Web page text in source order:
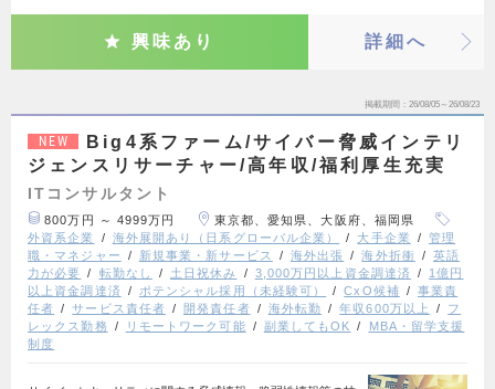
興味あり 詳細へ
掲載期間 26/08/05～26/08/23
NEW
Big4系ファーム/サイバー脅威インテリ
ジェンスリサーチャー/高年収/福利厚生充実
ITコンサルタント
800万円 ～ 4999万円
東京都、愛知県、大阪府、福岡県
外資系企業
海外展開あり（日系グローバル企業） 大手企業
管理
職・マネジャー
新規事業・新サービス 海外出張 海外折衝
英語
力が必要
転勤なし 土日祝休み 3,000万円以上資金調達済
1億円
以上資金調達済
ポテンシャル採用（未経験可） CxO候補
事業責
任者
サービス責任者 開発責任者 海外転勤 年収600万以上
フ
レックス勤務
リモートワーク可能 副業してもOK
MBA・留学支援
制度